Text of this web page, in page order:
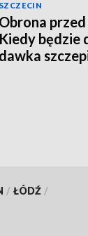
SZCZECIN
Obrona
Kiedy będzie
dawka
/ ŁÓDŹ /